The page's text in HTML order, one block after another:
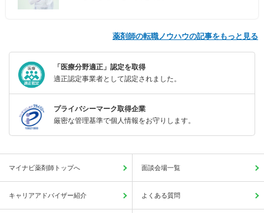
薬剤師の転職ノウハウの記事をもっと見る
「医療分野適正」認定を取得
適正認定事業者として認定されました。
プライバシーマーク取得企業
厳密な管理基準で個人情報をお守りします。
マイナビ薬剤師トップへ 面談会場一覧
キャリアアドバイザー紹介 よくある質問